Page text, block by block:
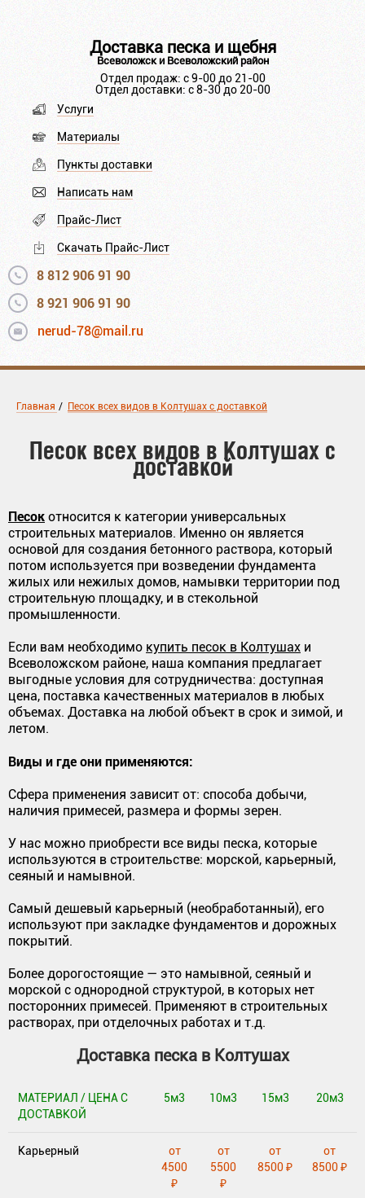
Доставка песка и щебня
Всеволожск и Всеволожский район
Отдел продаж: с 9-00 до 21-00
Отдел доставки: с 8-30 до 20-00
Услуги
Материалы
Пункты доставки
Написать нам
Прайс-Лист
Скачать Прайс-Лист
8 812 906 91 90
8 921 906 91 90
nerud-78@mail.ru
Главная / Песок всех видов в Колтушах с доставкой
Песок всех видов в Колтушах с
доставкой
Песок относится к категории универсальных
строительных материалов. Именно он является
основой для создания бетонного раствора, который
потом используется при возведении фундамента
жилых или нежилых домов, намывки территории под
строительную площадку, и в стекольной
промышленности.
Если вам необходимо купить песок в Колтушах и
Всеволожском районе, наша компания предлагает
выгодные условия для сотрудничества: доступная
цена, поставка качественных материалов в любых
объемах. Доставка на любой объект в срок и зимой, и
летом.
Виды и где они применяются:
Сфера применения зависит от: способа добычи,
наличия примесей, размера и формы зерен.
У нас можно приобрести все виды песка, которые
используются в строительстве: морской, карьерный,
сеяный и намывной.
Самый дешевый карьерный (необработанный), его
используют при закладке фундаментов и дорожных
покрытий.
Более дорогостоящие — это намывной, сеяный и
морской с однородной структурой, в которых нет
посторонних примесей. Применяют в строительных
растворах, при отделочных работах и т.д.
Доставка песка в Колтушах
МАТЕРИАЛ / ЦЕНА С
ДОСТАВКОЙ
5м3 10м3 15м3 20м3
Карьерный
от
4500
₽
от
5500
₽
от
8500 ₽
от
8500 ₽